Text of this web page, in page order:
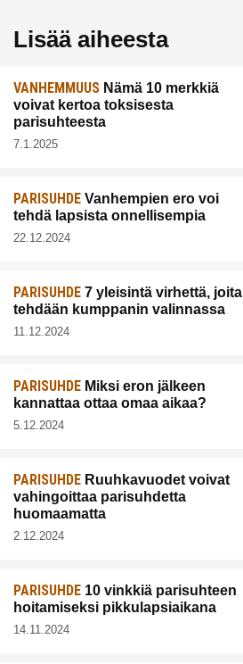
Lisää aiheesta
VANHEMMUUS Nämä 10 merkkiä
voivat kertoa toksisesta
parisuhteesta
7.1.2025
PARISUHDE Vanhempien ero voi
tehdä lapsista onnellisempia
22.12.2024
PARISUHDE 7 yleisintä virhettä, joita
tehdään kumppanin valinnassa
11.12.2024
PARISUHDE Miksi eron jälkeen
kannattaa ottaa omaa aikaa?
5.12.2024
PARISUHDE Ruuhkavuodet voivat
vahingoittaa parisuhdetta
huomaamatta
2.12.2024
PARISUHDE 10 vinkkiä parisuhteen
hoitamiseksi pikkulapsiaikana
14.11.2024